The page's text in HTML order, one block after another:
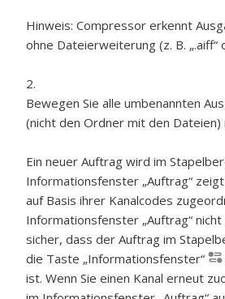
Hinweis: Compressor erkennt
ohne Dateierweiterung (z. B. „.aiff“
Bewegen Sie alle umbenannten
(nicht den Ordner mit den Dateien)
Ein neuer Auftrag wird im
Informationsfenster „Auftrag“
auf Basis ihrer Kanalcodes
Informationsfenster „Auftrag“
sicher, dass der Auftrag im
die Taste „Informationsfenster“
ist. Wenn Sie einen Kanal erneut